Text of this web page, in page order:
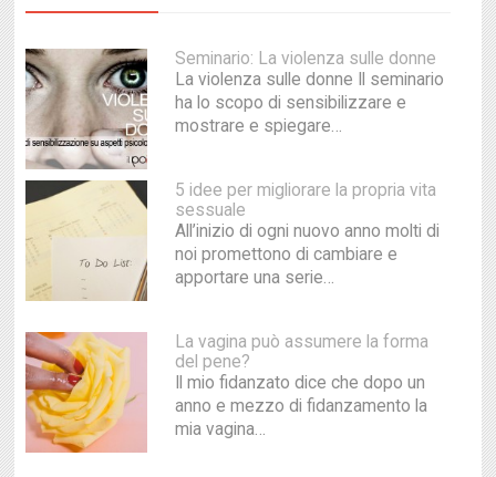
Seminario: La violenza sulle donne
La violenza sulle donne Il seminario
ha lo scopo di sensibilizzare e
mostrare e spiegare…
5 idee per migliorare la propria vita
sessuale
All’inizio di ogni nuovo anno molti di
noi promettono di cambiare e
apportare una serie…
La vagina può assumere la forma
del pene?
Il mio fidanzato dice che dopo un
anno e mezzo di fidanzamento la
mia vagina…